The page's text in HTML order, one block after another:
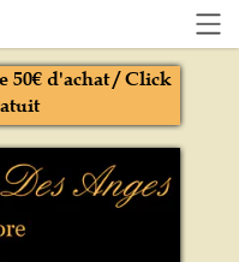
50€ d'achat / Click